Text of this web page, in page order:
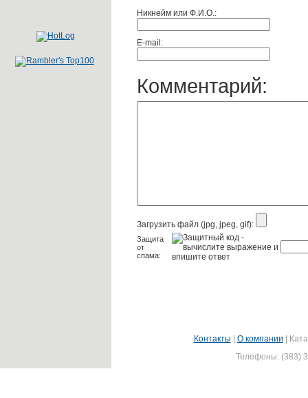
Никнейм или Ф.И.О.:
E-mail:
Комментарий:
Загрузить файл (jpg, jpeg, gif):
Защита
от
спама:
Контакты О компании
Телефоны: (383)